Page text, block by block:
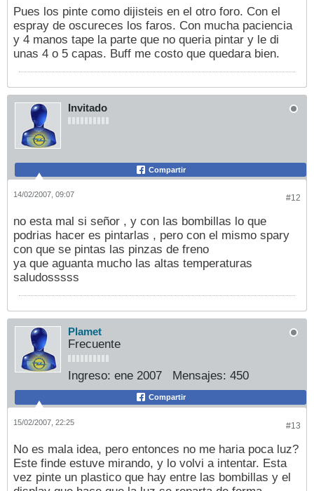
Pues los pinte como dijisteis en el otro foro. Con el
espray de oscureces los faros. Con mucha paciencia
y 4 manos tape la parte que no queria pintar y le di
unas 4 o 5 capas. Buff me costo que quedara bien.
Invitado
Compartir
#12
14/02/2007, 09:07
no esta mal si señor , y con las bombillas lo que
podrias hacer es pintarlas , pero con el mismo spary
con que se pintas las pinzas de freno
ya que aguanta mucho las altas temperaturas
saludosssss
Plamet
Frecuente
Ingreso: ene 2007 Mensajes: 450
Compartir
#13
15/02/2007, 22:25
No es mala idea, pero entonces no me haria poca luz?
Este finde estuve mirando, y lo volvi a intentar. Esta
vez pinte un plastico que hay entre las bombillas y el